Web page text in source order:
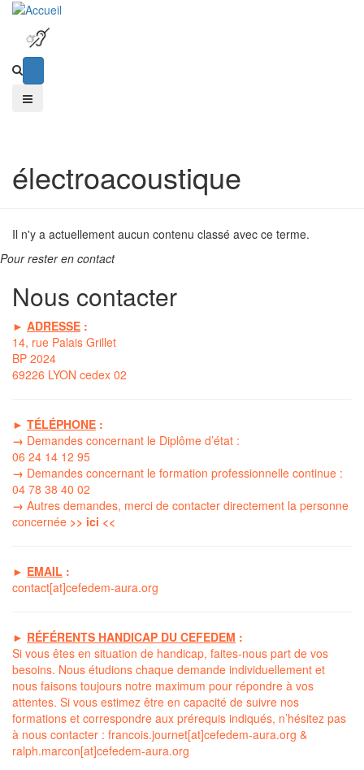
électroacoustique
Il n'y a actuellement aucun contenu classé avec ce terme.
Pour rester en contact
Nous contacter
► ADRESSE :
14, rue Palais Grillet
BP 2024
69226 LYON cedex 02
► TÉLÉPHONE :
→ Demandes concernant le Diplôme d’état :
06 24 14 12 95
→ Demandes concernant le formation professionnelle continue :
04 78 38 40 02
→ Autres demandes, merci de contacter directement la personne
concernée >> ici <<
► EMAIL :
contact[at]cefedem-aura.org
► RÉFÉRENTS HANDICAP DU CEFEDEM :
Si vous êtes en situation de handicap, faites-nous part de vos
besoins. Nous étudions chaque demande individuellement et
nous faisons toujours notre maximum pour répondre à vos
attentes. Si vous estimez être en capacité de suivre nos
formations et correspondre aux prérequis indiqués, n’hésitez pas
à nous contacter : francois.journet[at]cefedem-aura.org &
ralph.marcon[at]cefedem-aura.org